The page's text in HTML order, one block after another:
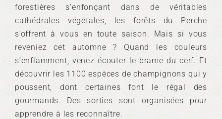
forestières s’enfonçant dans de véritables
cathédrales végétales, les forêts du Perche
s’offrent à vous en toute saison. Mais si vous
reveniez cet automne ? Quand les couleurs
s’enflamment, venez écouter le brame du cerf. Et
découvrir les 1100 espèces de champignons qui y
poussent, dont certaines font le régal des
gourmands. Des sorties sont organisées pour
apprendre à les reconnaître.